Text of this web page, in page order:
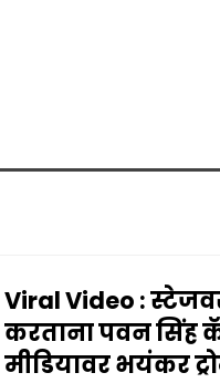
Viral Video :
करताना पवन सिंह
मीडियावर भयंकर